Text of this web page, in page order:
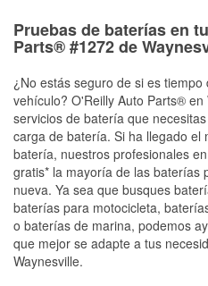
Pruebas de baterías en
Parts® #1272 de
¿No estás seguro de si es
vehículo? O'Reilly Auto Parts®
servicios de batería que
carga de batería. Si ha llegado el
batería, nuestros profesionales
gratis* la mayoría de las baterías
nueva. Ya sea que busques
baterías para motocicleta,
o baterías de marina, podemos
que mejor se adapte a tus
Waynesville.